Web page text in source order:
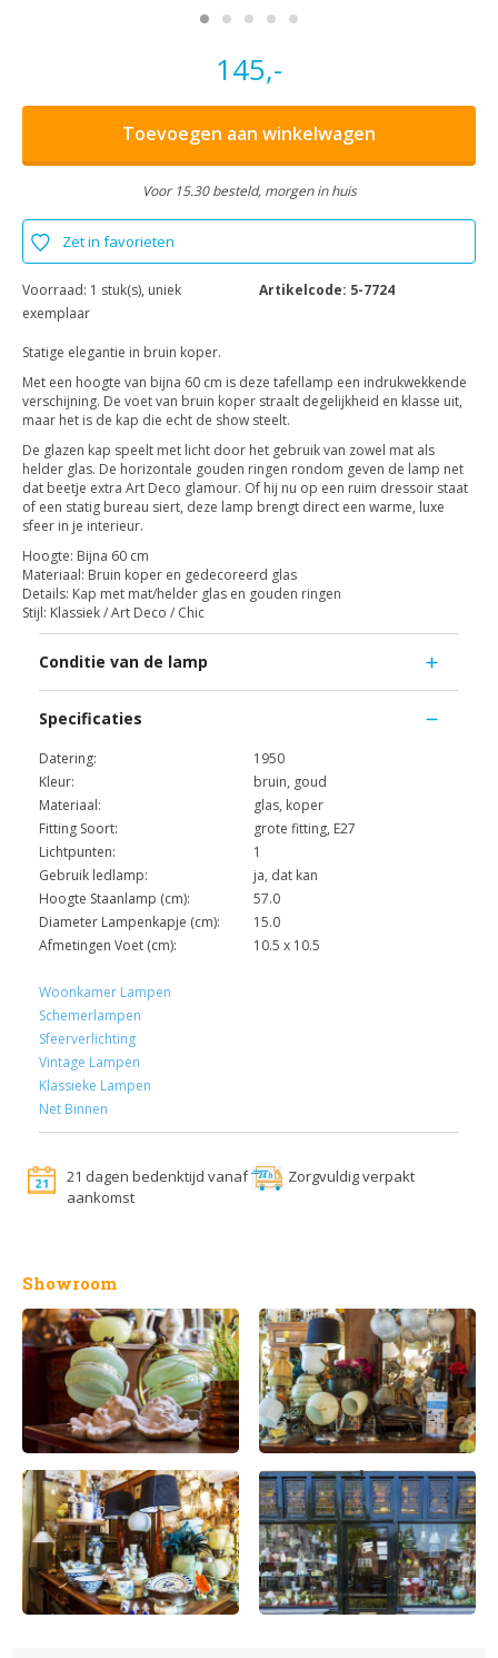
145,-
Toevoegen aan winkelwagen
Voor 15.30 besteld, morgen in huis
Zet in favorieten
Voorraad: 1 stuk(s), uniek
exemplaar
Artikelcode: 5-7724
Statige elegantie in bruin koper.
Met een hoogte van bijna 60 cm is deze tafellamp een indrukwekkende
verschijning. De voet van bruin koper straalt degelijkheid en klasse uit,
maar het is de kap die echt de show steelt.
De glazen kap speelt met licht door het gebruik van zowel mat als
helder glas. De horizontale gouden ringen rondom geven de lamp net
dat beetje extra Art Deco glamour. Of hij nu op een ruim dressoir staat
of een statig bureau siert, deze lamp brengt direct een warme, luxe
sfeer in je interieur.
Hoogte: Bijna 60 cm
Materiaal: Bruin koper en gedecoreerd glas
Details: Kap met mat/helder glas en gouden ringen
Stijl: Klassiek / Art Deco / Chic
Conditie van de lamp
Specificaties
Datering:
1950
Kleur:
bruin, goud
Materiaal:
glas, koper
Fitting Soort:
grote fitting, E27
Lichtpunten:
1
Gebruik ledlamp:
ja, dat kan
Hoogte Staanlamp (cm):
57.0
Diameter Lampenkapje (cm):
15.0
Afmetingen Voet (cm):
10.5 x 10.5
Woonkamer Lampen
Schemerlampen
Sfeerverlichting
Vintage Lampen
Klassieke Lampen
Net Binnen
21 dagen bedenktijd vanaf
aankomst
Zorgvuldig verpakt
Showroom